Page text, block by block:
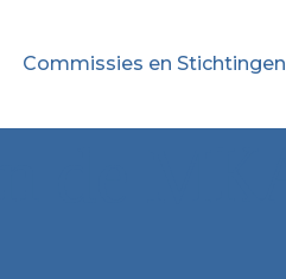
Commissies en Stichtingen